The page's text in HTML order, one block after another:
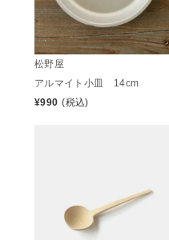
松野屋
アルマイト小皿 14cm
¥990 (税込)